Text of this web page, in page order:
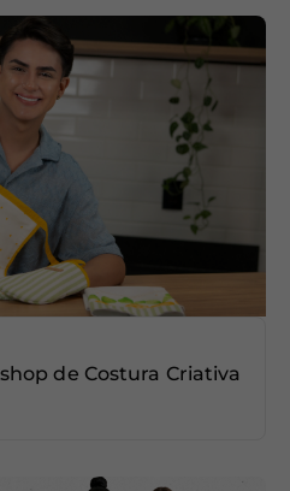
de Costura Criativa